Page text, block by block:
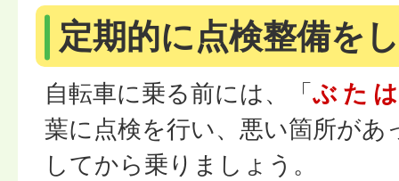
定期的に点検整備を
自転車に乗る前には、「 ぶ た
葉に点検を行い、悪い箇所があ
してから乗りましょう。